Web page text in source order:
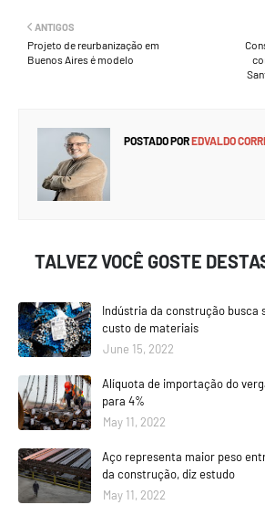
ANTIGOS
Projeto de reurbanização em
Buenos Aires é modelo
POSTADO POREDVALDO
TALVEZ VOCÊ GOSTE
Indústria da construção busca
custo de materiais
June 15, 2022
Alíquota de importação do
para 4%
May 11, 2022
Aço representa maior peso
da construção, diz estudo
May 11, 2022